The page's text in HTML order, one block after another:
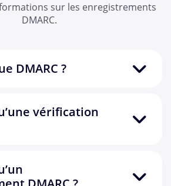
sur les enregistrements
DMARC.
DMARC ?
vérification